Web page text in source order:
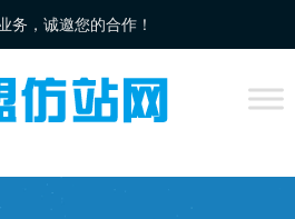
务，诚邀您的合作！
仿站 、WORDPRESS仿站
访问！